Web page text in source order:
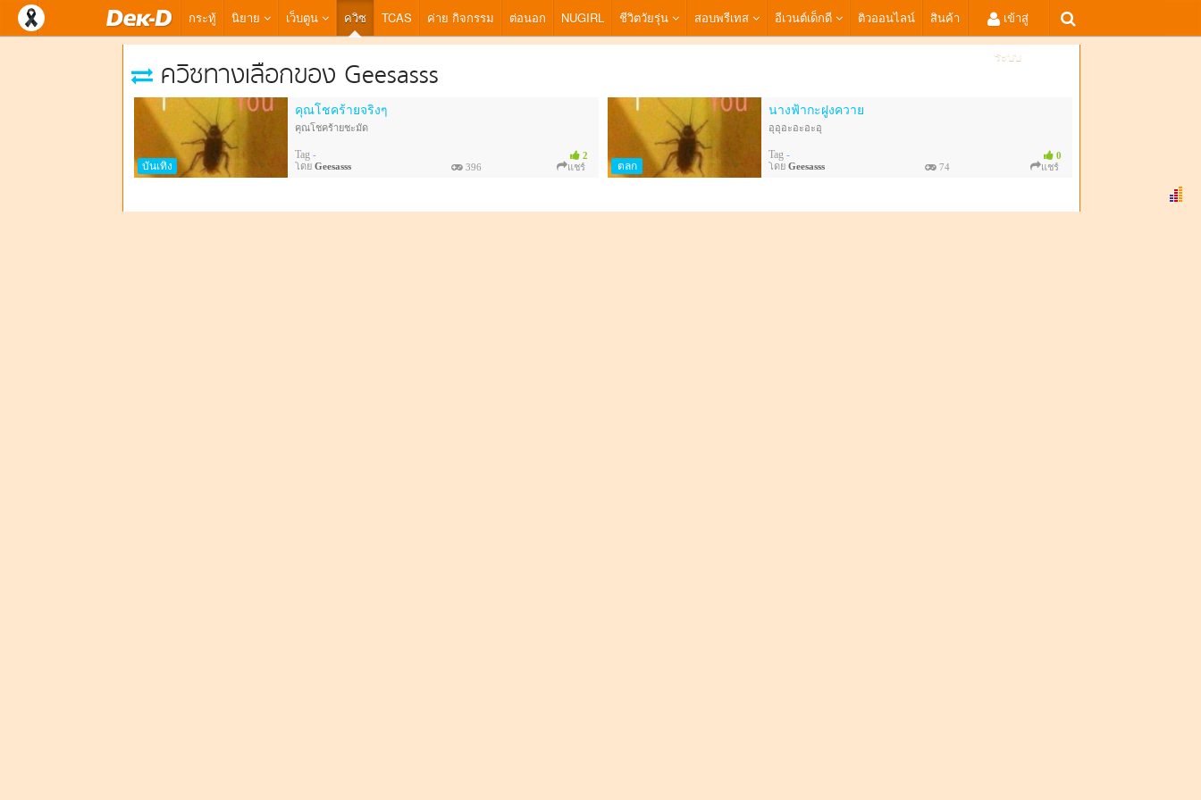
กระทู้ นิยาย เว็บตูน ควิซ TCAS ค่าย กิจกรรม ต่อนอก NUGIRL ชีวิตวัยรุ่น สอบพรีเทส อีเวนต์เด็กดี ติวออนไลน์ สินค้า เข้าสู่
ระบบ
ควิซทางเลือกของ Geesasss
บันเทิง
คุณโชคร้ายจริงๆ
2
คุณโชคร้ายชะมัด
Tag -
โดย Geesasss 396 แชร์ ตลก
นางฟ้ากะฝูงควาย
0
อุอุอะอะอะอุ
Tag -
โดย Geesasss 74 แชร์